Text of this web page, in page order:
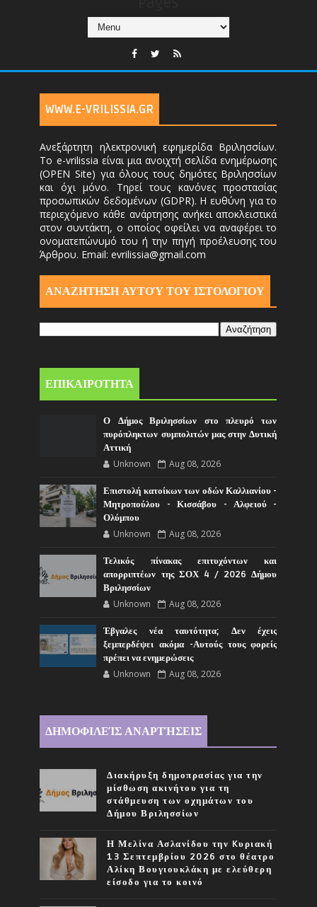
WWW.E-VRILISSIA.GR
Ανεξάρτητη ηλεκτρονική εφημερίδα Βριλησσίων.
Το e-vrilissia είναι μια ανοιχτή σελίδα ενημέρωσης
(OPEN Site) για όλους τους δημότες Βριλησσίων
και όχι μόνο. Τηρεί τους κανόνες προστασίας
προσωπικών δεδομένων (GDPR). Η ευθύνη για το
περιεχόμενο κάθε ανάρτησης ανήκει αποκλειστικά
στον συντάκτη, ο οποίος οφείλει να αναφέρει το
ονοματεπώνυμό του ή την πηγή προέλευσης του
Άρθρου. Email: evrilissia@gmail.com
ΑΝΑΖΗΤΗΣΗ ΑΥΤΟΎ ΤΟΥ ΙΣΤΟΛΟΓΙΟΥ
ΕΠΙΚΑΙΡΟΤΗΤΑ
Ο Δήμος Βριλησσίων στο πλευρό των
πυρόπληκτων συμπολιτών μας στην Δυτική
Αττική
Unknown Aug 08, 2026
Επιστολή κατοίκων των οδών Καλλιανίου -
Μητροπούλου - Κισσάβου - Αλφειού -
Ολύμπου
Unknown Aug 08, 2026
Τελικός πίνακας επιτυχόντων και
απορριπτέων της ΣΟΧ 4 / 2026 Δήμου
Βριλησσίων
Unknown Aug 08, 2026
Έβγαλες νέα ταυτότητα; Δεν έχεις
ξεμπερδέψει ακόμα -Αυτούς τους φορείς
πρέπει να ενημερώσεις
Unknown Aug 08, 2026
ΔΗΜΟΦΙΛΕΊΣ ΑΝΑΡΤΉΣΕΙΣ
Διακήρυξη δημοπρασίας για την
μίσθωση ακινήτου για τη
στάθμευση των οχημάτων του
Δήμου Βριλησσίων
Η Μελίνα Ασλανίδου την Kυριακή
13 Σεπτεμβρίου 2026 στο θέατρο
Αλίκη Βουγιουκλάκη με ελεύθερη
είσοδο για το κοινό